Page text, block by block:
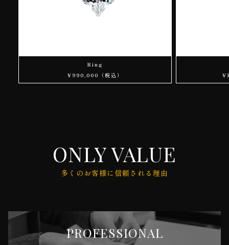
Ring
¥990,000（税込）
ONLY VALUE
多くのお客様に信頼される理由
PROFESSIONAL